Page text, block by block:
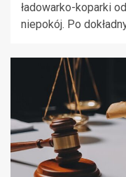
ładowarko-koparki
niepokój. Po